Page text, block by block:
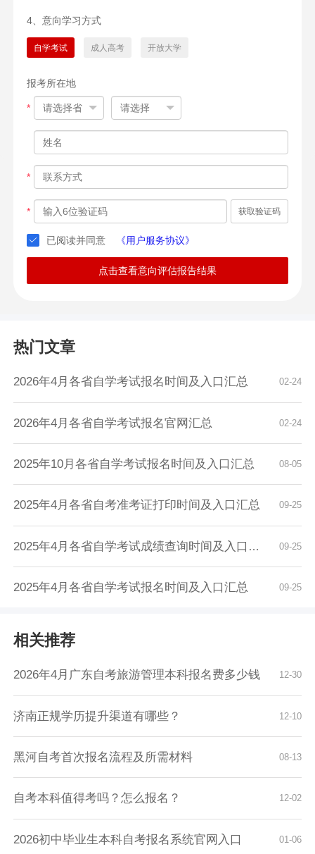
4、意向学习方式
自学考试 成人高考 开放大学
报考所在地
*
*
* 获取验证码
已阅读并同意 《用户服务协议》
点击查看意向评估报告结果
热门文章
02-24
2026年4月各省自学考试报名时间及入口汇总
02-24
2026年4月各省自学考试报名官网汇总
08-05
2025年10月各省自学考试报名时间及入口汇总
09-25
2025年4月各省自考准考证打印时间及入口汇总
09-25
2025年4月各省自学考试成绩查询时间及入口汇总
09-25
2025年4月各省自学考试报名时间及入口汇总
相关推荐
12-30
2026年4月广东自考旅游管理本科报名费多少钱
12-10
济南正规学历提升渠道有哪些？
08-13
黑河自考首次报名流程及所需材料
12-02
自考本科值得考吗？怎么报名？
01-06
2026初中毕业生本科自考报名系统官网入口